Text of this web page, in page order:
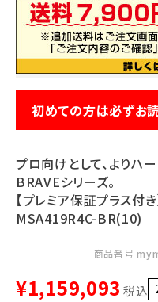
閲覧履歴一覧
農業機械
農業資材
補修部品
初めての方は必ずお
プロ向けとして、よりハ
BRAVEシリーズ。
【プレミア保証プラス付
MSA419R4C-BR(10)
商品番号
¥1,159,093 税込